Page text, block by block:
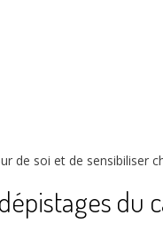
de soi et de sensibiliser
du